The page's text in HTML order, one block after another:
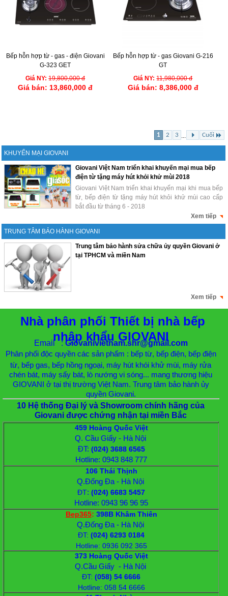
Bếp hỗn hợp từ - gas - điện Giovani
G-323 GET
Giá NY: 19,800,000 đ
Giá bán: 13,860,000 đ
Bếp hỗn hợp từ - gas Giovani G-216
GT
Giá NY: 11,980,000 đ
Giá bán: 8,386,000 đ
1 2 3 ... Cuối
KHUYẾN MẠI GIOVANI
Giovani Việt Nam triển khai khuyến mại mua bếp
điện từ tặng máy hút khỏi khử mùi 2018
Giovani Việt Nam triển khai khuyến mại khi mua bếp
từ, bếp điện từ tặng máy hút khỏi khử mùi cao cấp
bắt đầu từ tháng 6 - 2018
Xem tiếp
TRUNG TÂM BẢO HÀNH GIOVANI
Trung tâm bảo hành sửa chữa ủy quyền Giovani ở
tại TPHCM và miền Nam
Xem tiếp
Nhà phân phối Thiết bị nhà bếp
nhập khẩu GIOVANI
Email : Giovanivietnam.shr@gmail.com
Phân phối độc quyền các sản phẩm : bếp từ, bếp điện, bếp điện
từ, bếp gas, bếp hồng ngoại, máy hút khói khử mùi, máy rửa
chén bát, máy sấy bát, lò nướng vi sóng... mang thương hiệu
GIOVANI ở tại thị trường Việt Nam. Trung tâm bảo hành ủy
quyền Giovani.
10 Hệ thống Đại lý và Showroom chính hãng của
Giovani được chứng nhận tại miền Bắc
459 Hoàng Quốc Việt
Q. Cầu Giấy - Hà Nội
ĐT: (024) 3688 6565
Hotline: 0943 848 777
106 Thái Thịnh
Q.Đống Đa - Hà Nội
ĐT:(024) 6683 5457
Hotline: 0943 96 96 95
Bep365: 398B Khâm Thiên
Q.Đống Đa - Hà Nội
ĐT:(024) 6293 0184
Hotline: 0936 092 365
373 Hoàng Quốc Việt
Q.Cầu Giấy - Hà Nội
ĐT:(058) 54 6666
Hotline: 058 54 6666